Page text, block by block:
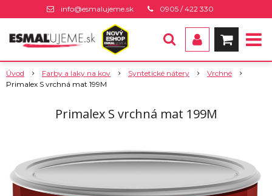
info@esmalujeme.sk 0905 / 422 330
Úvod Farby a laky na kov Syntetické nátery
Vrchné
Primalex S vrchná mat 199M
Primalex S vrchná mat 199M